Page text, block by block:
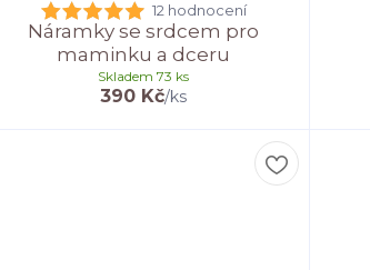
12 hodnocení
Náramky se srdcem pro
maminku a dceru
390 Kč/ks
Skladem 73 ks